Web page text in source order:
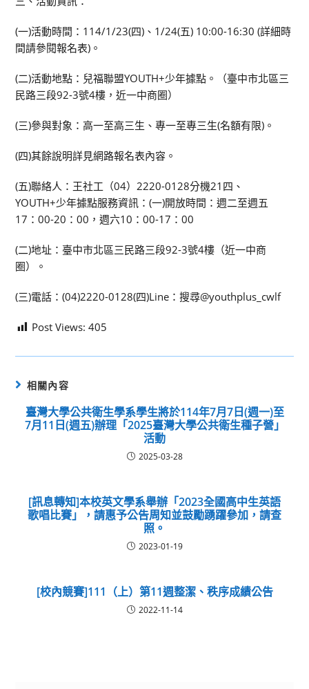
(一)活動時間：114/1/23(四)、1/24(五) 10:00-16:30 (詳細時
間請參閱報名表)。
(二)活動地點：兒福聯盟YOUTH+少年據點。（臺中市北區三
民路三段92-3號4樓，近一中商圈）
(三)參與對象：高一至高三生、專一至專三生(名額有限)。
(四)其餘說明詳見網路報名表內容。
(五)聯絡人：王社工（04）2220-0128分機21四、
YOUTH+少年據點服務資訊：(一)開放時間：週二至週五
17：00-20：00，週六10：00-17：00
(二)地址：臺中市北區三民路三段92-3號4樓（近一中商
圈）。
(三)電話：(04)2220-0128(四)Line：搜尋@youthplus_cwlf
Post Views: 405
相關內容
臺灣大學公共衛生學系學生將於114年7月7日(週一)至
7月11日(週五)辦理「2025臺灣大學公共衛生種子營」
活動
2025-03-28
[訊息轉知]本校英文學系舉辦「2023全國高中生英語
歌唱比賽」，請惠予公告周知並鼓勵踴躍參加，請查
照。
2023-01-19
[校內競賽]111（上）第11週整潔、秩序成績公告
2022-11-14